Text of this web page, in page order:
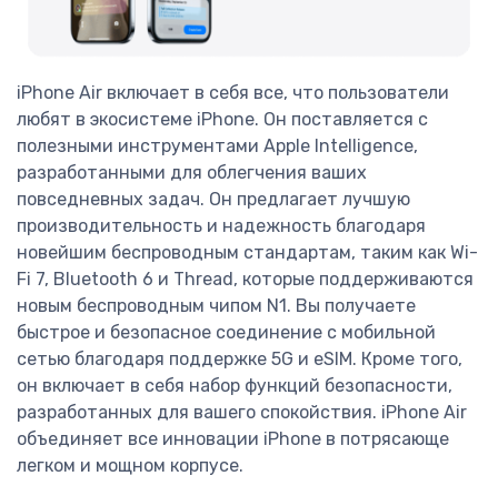
iPhone Air включает в себя все, что пользователи
любят в экосистеме iPhone. Он поставляется с
полезными инструментами Apple Intelligence,
разработанными для облегчения ваших
повседневных задач. Он предлагает лучшую
производительность и надежность благодаря
новейшим беспроводным стандартам, таким как Wi-
Fi 7, Bluetooth 6 и Thread, которые поддерживаются
новым беспроводным чипом N1. Вы получаете
быстрое и безопасное соединение с мобильной
сетью благодаря поддержке 5G и eSIM. Кроме того,
он включает в себя набор функций безопасности,
разработанных для вашего спокойствия. iPhone Air
объединяет все инновации iPhone в потрясающе
легком и мощном корпусе.